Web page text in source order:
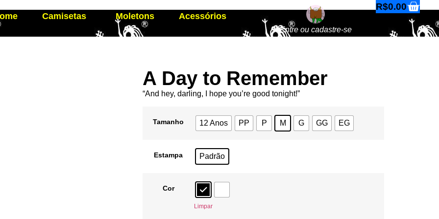
Camisetas Moletons Acessórios
Entre ou cadastre-se
R$0.00
A Day to Remember
“And hey, darling, I hope you’re good tonight!”
Tamanho 12 Anos PP P M G GG EG
Estampa Padrão
Cor
Limpar